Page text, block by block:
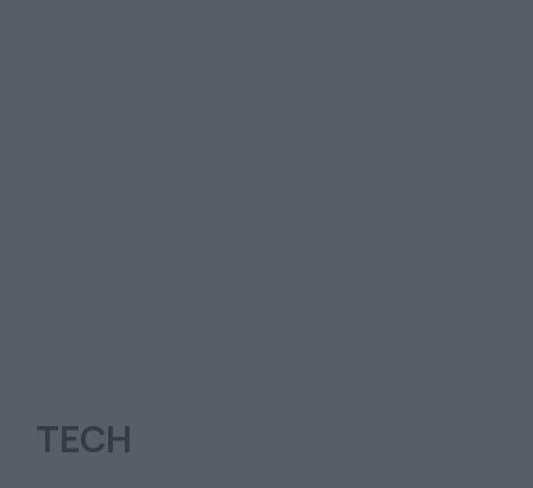
TECH